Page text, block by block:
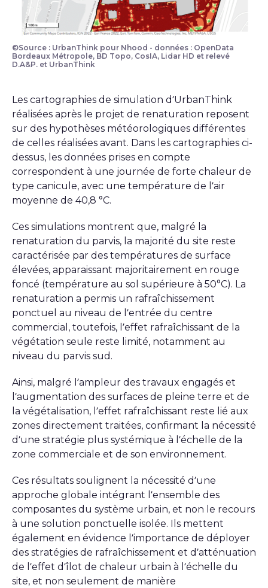
©Source : UrbanThink pour Nhood - données : OpenData
Bordeaux Métropole, BD Topo, CosIA, Lidar HD et relevé
D.A&P. et UrbanThink
Les cartographies de simulation d’UrbanThink
réalisées après le projet de renaturation reposent
sur des hypothèses météorologiques différentes
de celles réalisées avant. Dans les cartographies ci-
dessus, les données prises en compte
correspondent à une journée de forte chaleur de
type canicule, avec une température de l’air
moyenne de 40,8 °C.
Ces simulations montrent que, malgré la
renaturation du parvis, la majorité du site reste
caractérisée par des températures de surface
élevées, apparaissant majoritairement en rouge
foncé (température au sol supérieure à 50°C). La
renaturation a permis un rafraîchissement
ponctuel au niveau de l’entrée du centre
commercial, toutefois, l’effet rafraîchissant de la
végétation seule reste limité, notamment au
niveau du parvis sud.
Ainsi, malgré l’ampleur des travaux engagés et
l’augmentation des surfaces de pleine terre et de
la végétalisation, l’effet rafraîchissant reste lié aux
zones directement traitées, confirmant la nécessité
d’une stratégie plus systémique à l’échelle de la
zone commerciale et de son environnement.
Ces résultats soulignent la nécessité d’une
approche globale intégrant l’ensemble des
composantes du système urbain, et non le recours
à une solution ponctuelle isolée. Ils mettent
également en évidence l’importance de déployer
des stratégies de rafraîchissement et d’atténuation
de l’effet d’îlot de chaleur urbain à l’échelle du
site, et non seulement de manière